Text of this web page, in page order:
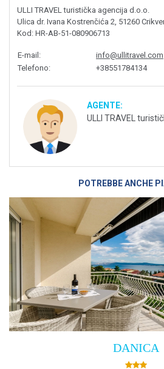
ULLI TRAVEL turistička agencija d.o.o.
Ulica dr. Ivana Kostrenčića 2, 51260
Kod : HR-AB-51-080906713
E-mail :
info@ullitravel.com
Telefono: +38551784134
AGENTE:
ULLI TRAVEL
POTREBBE ANCHE
Villa